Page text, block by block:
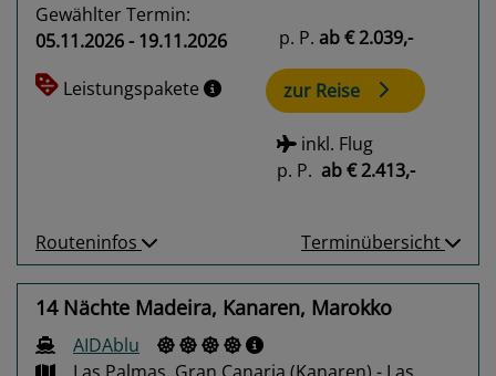
Gewählter Termin:
05.11.2026 - 19.11.2026
Leistungspakete
p. P. ab€ 2.039,-
zur Reise
inkl. Flug
p. P. ab€ 2.413,-
Routeninfos Terminübersicht
14 Nächte Madeira, Kanaren, Marokko
AIDAblu